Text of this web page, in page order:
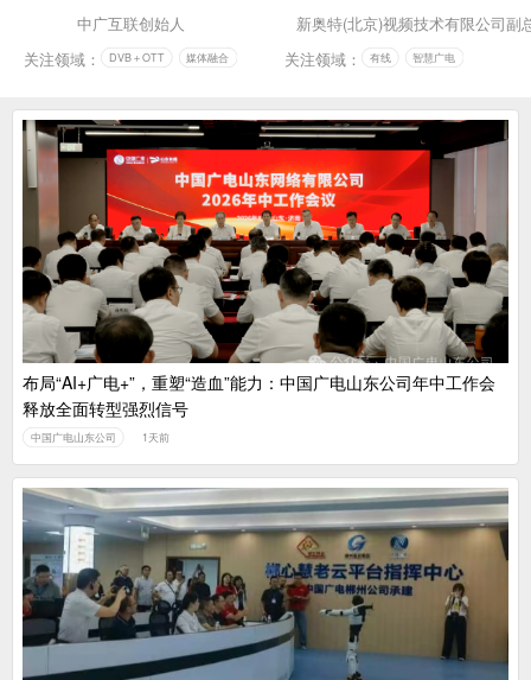
中广互联创始人
关注领域：
DVB＋OTT 媒体融合
新奥特(北京)视频技术有限公司副
关注领域：
有线 智慧广电
布局“AI+广电+”，重塑“造血”能力：中国广电山东公司年中工作会
释放全面转型强烈信号
中国广电山东公司 1天前